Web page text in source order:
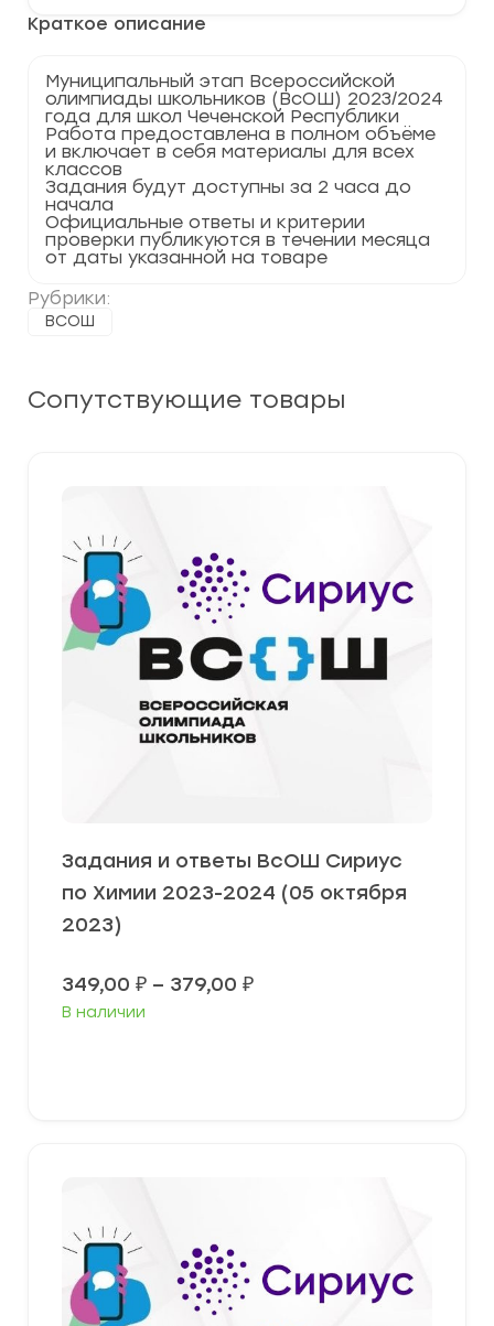
Краткое описание
Муниципальный этап Всероссийской
олимпиады школьников (ВсОШ) 2023/2024
года для школ Чеченской Республики
Работа предоставлена в полном объёме
и включает в себя материалы для всех
классов
Задания будут доступны за 2 часа до
начала
Официальные ответы и критерии
проверки публикуются в течении месяца
от даты указанной на товаре
Рубрики:
ВСОШ
этап
по
2024
г.
Чеченская
Республика
95
регион
Сопутствующие товары
Задания и ответы ВсОШ Сириус
по Химии 2023-2024 (05 октября
2023)
349,00 ₽ – 379,00 ₽Диапазон
В наличии